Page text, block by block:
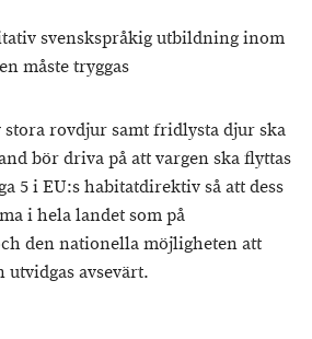
svenskspråkig utbildning inom
måste tryggas
stora rovdjur samt fridlysta djur ska
bör driva på att vargen ska flyttas
5 i EU:s habitatdirektiv så att dess
i hela landet som på
den nationella möjligheten att
utvidgas avsevärt.